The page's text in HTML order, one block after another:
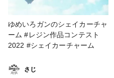
ゆめいろガンのシェイカーチャ
ーム #レジン作品コンテスト
2022 #シェイカーチャーム
さじ